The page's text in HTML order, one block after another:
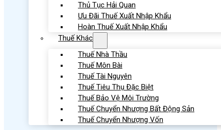
Thủ Tục Hải Quan
Ưu Đãi Thuế Xuất Nhập Khẩu
Hoàn Thuế Xuất Nhập Khẩu
Thuế Khác
Thuế Nhà Thầu
Thuế Môn Bài
Thuế Tài Nguyên
Thuế Tiêu Thụ Đặc Biệt
Thuế Bảo Vệ Môi Trường
Thuế Chuyển Nhượng Bất Động Sản
Thuế Chuyển Nhượng Vốn